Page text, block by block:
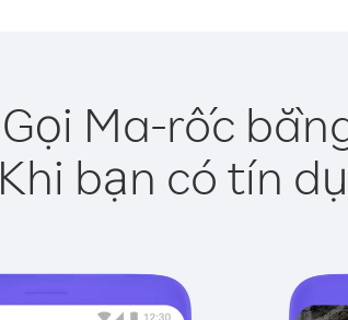
Gọi Ma-rốc
Khi bạn có tín